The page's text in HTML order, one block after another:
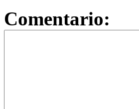
Comentario: